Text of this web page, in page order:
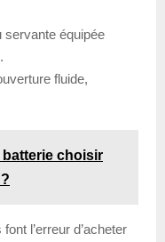
servante équipée
fluide,
batterie choisir
l’erreur d’acheter